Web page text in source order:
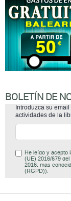
BOLETÍN DE
Introduzca su
actividades de la
He leído y acepto
(UE) 2016/679
2016, mas
(RGPD)).